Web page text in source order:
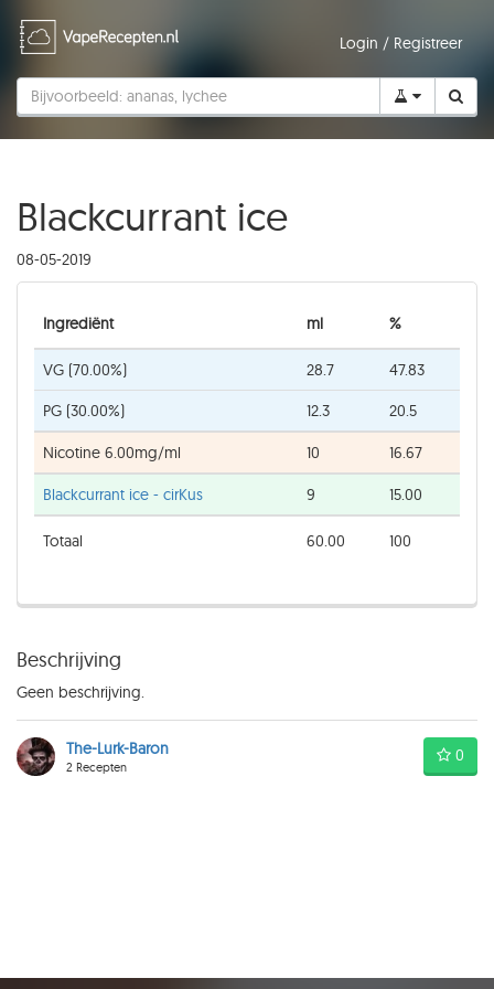
Login / Registreer
Blackcurrant ice
08-05-2019
Ingrediënt ml %
VG (70.00%) 28.7 47.83
PG (30.00%) 12.3 20.5
Nicotine 6.00mg/ml 10 16.67
Blackcurrant ice - cirKus 9 15.00
Totaal 60.00 100
Beschrijving
Geen beschrijving.
The-Lurk-Baron
2 Recepten
0